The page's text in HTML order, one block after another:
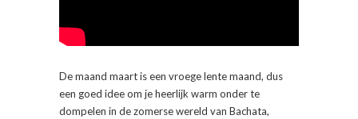
De maand maart is een vroege lente maand, dus
een goed idee om je heerlijk warm onder te
dompelen in de zomerse wereld van Bachata,